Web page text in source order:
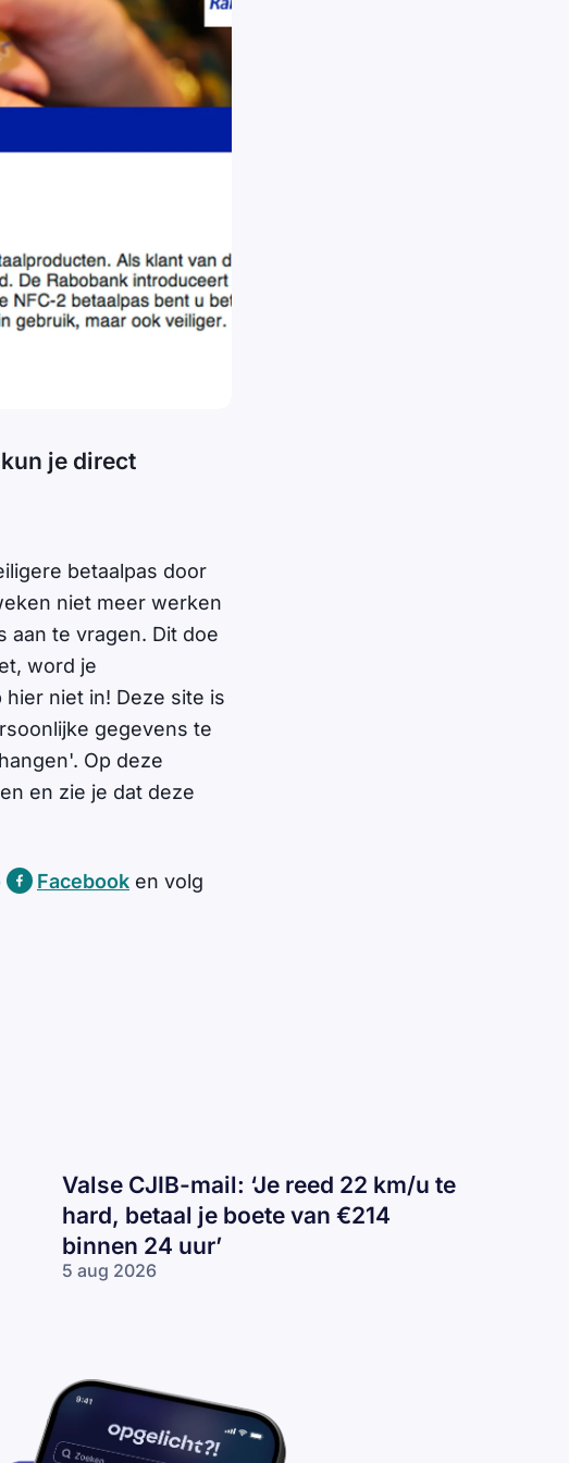
je direct
betaalpas door
niet meer werken
aan te vragen. Dit doe
word je
niet in! Deze site is
gegevens te
Op deze
en zie je dat deze
Facebook en volg
Valse CJIB-mail: ‘Je reed 22 km/u te
hard, betaal je boete van €214
binnen 24 uur’
5 aug 2026
reed
22
te